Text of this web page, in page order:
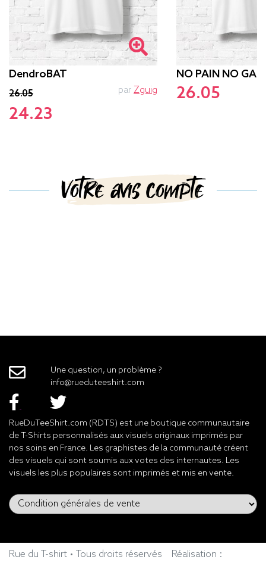
DendroBAT
26.05
24.23
par Zguig
NO PAIN NO
26.05
Votre avis compte
Une question, un problème ?
info@rueduteeshirt.com
RueDuTeeShirt.com (RDTS) est une boutique communautaire
de T-Shirts personnalisés aux visuels originaux imprimés par
nos soins en France. Les graphistes de la communauté créent
des visuels qui sont soumis aux votes des internautes. Les
visuels les plus populaires sont imprimés et mis en vente.
Rue du T-shirt • Tous droits réservés
Réalisation :